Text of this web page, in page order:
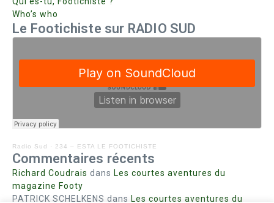
Who’s who
Le Footichiste sur RADIO SUD
Radio Sud · 234 – ESTA LE FOOTICHISTE
Commentaires récents
Richard Coudrais dans Les courtes aventures du
magazine Footy
PATRICK SCHELKENS dans Les courtes aventures du